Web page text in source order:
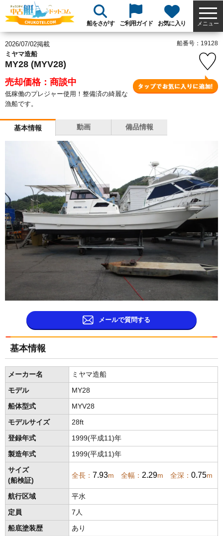
船をさがす ご利用ガイド お気に入り メニュー
2026/07/02掲載
ミヤマ造船
MY28 (MYV28)
売却価格：商談中
低稼働のプレジャー使用！整備済の綺麗な
漁船です。
船番号：19128
基本情報 動画 備品情報
メールで質問する
基本情報
メーカー名 ミヤマ造船
モデル MY28
船体型式 MYV28
モデルサイズ 28ft
登録年式 1999(平成11)年
製造年式 1999(平成11)年
サイズ
(船検証)
全長： 7.93m 全幅： 2.29m 全深： 0.75m
航行区域 平水
定員 7人
船底塗装歴 あり